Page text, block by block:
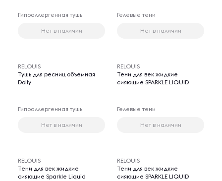
Гипоаллергенная тушь
Нет в наличии
Гелевые тени
Нет в наличии
RELOUIS
Тушь для ресниц объемная
Dolly
Гипоаллергенная тушь
Нет в наличии
RELOUIS
Тени для век жидкие
сияющие SPARKLE LIQUID
Гелевые тени
Нет в наличии
RELOUIS
Тени для век жидкие
сияющие Sparkle Liquid
RELOUIS
Тени для век жидкие
сияющие SPARKLE LIQUID